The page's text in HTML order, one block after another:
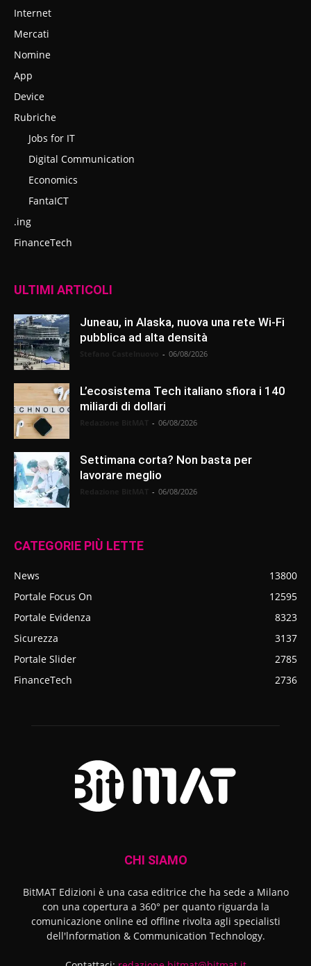
Internet
Mercati
Nomine
App
Device
Rubriche
Jobs for IT
Digital Communication
Economics
FantaICT
.ing
FinanceTech
ULTIMI ARTICOLI
Juneau, in Alaska, nuova una rete Wi-Fi
pubblica ad alta densità
- 06/08/2026
L’ecosistema Tech italiano sfiora i 140
miliardi di dollari
- 06/08/2026
Settimana corta? Non basta per
lavorare meglio
- 06/08/2026
CATEGORIE PIÙ LETTE
News
13800
Portale Focus On
12595
Portale Evidenza
8323
Sicurezza
3137
Portale Slider
2785
FinanceTech
2736
CHI SIAMO
BitMAT Edizioni è una casa editrice che ha sede a Milano
con una copertura a 360° per quanto riguarda la
comunicazione online ed offline rivolta agli specialisti
dell'lnformation & Communication Technology.